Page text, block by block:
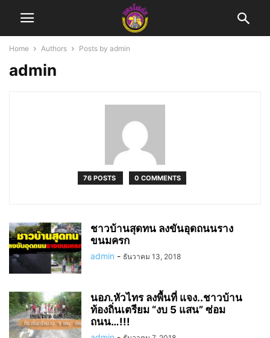
Home Authors Posts by admin
admin
76 POSTS 0 COMMENTS
ชาวบ้านสุดทน ลงขันอุดถนนราง
ขนมครก
admin - ธันวาคม 13, 2018
นอภ.หัวไทร ลงพื้นที่ แจง..ชาวบ้าน
ท้องถิ่นเตรียม “งบ 5 แสน” ซ่อม
ถนน…!!!